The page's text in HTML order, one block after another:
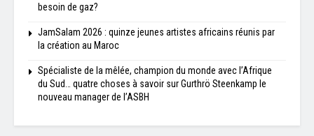
besoin de gaz?
JamSalam 2026 : quinze jeunes artistes africains réunis par
la création au Maroc
Spécialiste de la mêlée, champion du monde avec l’Afrique
du Sud… quatre choses à savoir sur Gurthrö Steenkamp le
nouveau manager de l’ASBH